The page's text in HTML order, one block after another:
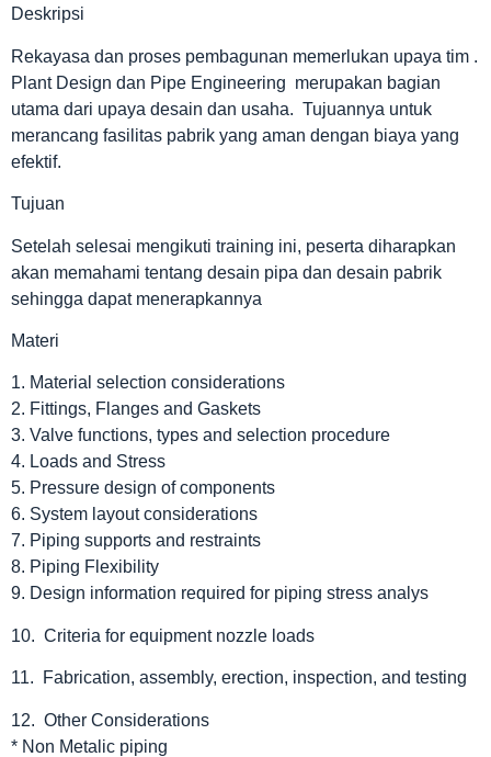
Deskripsi
Rekayasa dan proses pembagunan memerlukan upaya tim .
Plant Design dan Pipe Engineering merupakan bagian
utama dari upaya desain dan usaha. Tujuannya untuk
merancang fasilitas pabrik yang aman dengan biaya yang
efektif.
Tujuan
Setelah selesai mengikuti training ini, peserta diharapkan
akan memahami tentang desain pipa dan desain pabrik
sehingga dapat menerapkannya
Materi
1. Material selection considerations
2. Fittings, Flanges and Gaskets
3. Valve functions, types and selection procedure
4. Loads and Stress
5. Pressure design of components
6. System layout considerations
7. Piping supports and restraints
8. Piping Flexibility
9. Design information required for piping stress analys
10. Criteria for equipment nozzle loads
11. Fabrication, assembly, erection, inspection, and testing
12. Other Considerations
* Non Metalic piping